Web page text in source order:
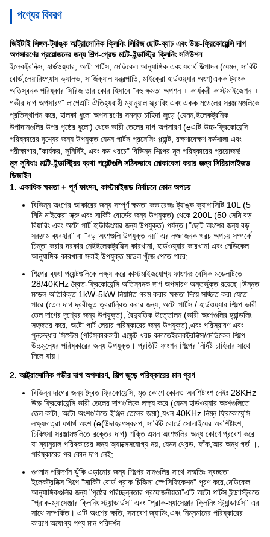
পণ্যের বিবরণ
জিইটাই সিঙ্গল-ট্যাঙ্ক আল্ট্রাসোনিক ক্লিনিং সিরিজ ছোট-ব্যাচ এবং উচ্চ-ফ্রিকোয়েন্সি দাগ
অপসারণের প্রয়োজনের জন্য শিল্প-গ্রেড মাল্টি-ইন্ডাস্ট্রি ক্লিনিং সলিউশন
ইলেকট্রনিক্স, হার্ডওয়্যার, অটো পার্টস, মেডিকেল আনুষাঙ্গিক এবং যথার্থ উত্পাদন (যেমন, সার্কিট
বোর্ড,লেয়ারিংগ্যাস ভ্যালভ, সার্জিক্যাল যন্ত্রপাতি, মাইক্রো হার্ডওয়্যার অংশ)একক ট্যাংক
অতিস্বনক পরিষ্কার সিরিজ তার কোর হিসাবে "বহু ক্ষমতা অপশন + কার্যকরী কাস্টমাইজেশন +
গভীর দাগ অপসারণ" লাগেএটি ঐতিহ্যবাহী ম্যানুয়াল স্ক্রাবিং এবং একক মডেলের সরঞ্জামগুলিকে
প্রতিস্থাপন করে, হালকা ধুলো অপসারণের সমস্ত চাহিদা জুড়ে (যেমন,ইলেকট্রনিক
উপাদানগুলির উপর পৃষ্ঠের ধুলো) থেকে ভারী তেলের দাগ অপসারণ (eএটি উচ্চ-ফ্রিকোয়েন্সি
পরিষ্কারের দৃশ্যের জন্য উপযুক্ত যেমন পার্টস প্রসেসিং প্ল্যান্ট, রক্ষণাবেক্ষণ কর্মশালা এবং
পরীক্ষাগার,"কার্যকর, সুনির্দিষ্ট, এবং কম খরচে" বিভিন্ন শিল্পের মূল পরিষ্কারের প্রয়োজন!
মূল সুবিধাঃ মাল্টি-ইন্ডাস্ট্রির ব্যথা পয়েন্টগুলি সঠিকভাবে মোকাবেলা করার জন্য সিরিয়ালাইজড
ডিজাইন
1. একাধিক ক্ষমতা + পূর্ণ ফাংশন, কাস্টমাইজড নির্বাচনে কোন অপচয়
বিভিন্ন অংশের আকারের জন্য সম্পূর্ণ ক্ষমতা কভারেজঃ ট্যাঙ্ক ক্যাপাসিটি 10L (5
মিমি মাইক্রো স্ক্রু এবং সার্কিট বোর্ডের জন্য উপযুক্ত) থেকে 200L (50 সেমি বড়
বিয়ারিং এবং অটো পার্ট হাউজিংয়ের জন্য উপযুক্ত) পর্যন্ত।"ছোট অংশের জন্য বড়
সরঞ্জাম ব্যবহার" বা "বড় অংশগুলি উপযুক্ত নয়" এর লজ্জাজনক খরচ অপচয় সম্পর্কে
চিন্তা করার দরকার নেইইলেকট্রনিক্স কারখানা, হার্ডওয়্যার কারখানা এবং মেডিকেল
আনুষাঙ্গিক কারখানা সবাই উপযুক্ত মডেল খুঁজে পেতে পারে;
শিল্পের ব্যথা পয়েন্টগুলিকে লক্ষ্য করে কাস্টমাইজযোগ্য ফাংশনঃ বেসিক মডেলটিতে
28/40KHz দ্বৈত-ফ্রিকোয়েন্সি অতিস্বনক দাগ অপসারণ অন্তর্ভুক্ত রয়েছে।উন্নত
মডেল অতিরিক্ত 1kW-5kW নিয়মিত গরম করার ক্ষমতা দিয়ে সজ্জিত করা যেতে
পারে (তেল দাগ দ্রবীভূত ত্বরান্বিত করার জন্য, অটো পার্টস / হার্ডওয়্যার শিল্পে ভারী
তেল দাগের দৃশ্যের জন্য উপযুক্ত), বৈদ্যুতিক উত্তোলন (ভারী অংশগুলির হ্যান্ডলিং
সহজতর করে, অটো পার্ট লেয়ার পরিষ্কারের জন্য উপযুক্ত),এবং পরিস্রাবণ এবং
পুনরুদ্ধার সিস্টেম (পরিস্কারকারী এজেন্ট খরচ কমাতেইলেকট্রনিক্স/মেডিকেল শিল্পে
উচ্চমূল্যের পরিষ্কারের জন্য উপযুক্ত। প্রতিটি ফাংশন শিল্পের নির্দিষ্ট চাহিদার সাথে
মিলে যায়।
2. আল্ট্রাসোনিক গভীর দাগ অপসারণ, শিল্প জুড়ে পরিষ্কারের মান পূরণ
বিভিন্ন দাগের জন্য দ্বৈত ফ্রিকোয়েন্সি, মৃত কোণে কোনও অবশিষ্টাংশ নেইঃ 28KHz
উচ্চ ফ্রিকোয়েন্সি ভারী তেলের দাগগুলিকে লক্ষ্য করে (যেমন হার্ডওয়্যার অংশগুলিতে
তেল কাটা, অটো অংশগুলিতে ইঞ্জিন তেলের জমা),যখন 40KHz নিম্ন ফ্রিকোয়েন্সি
লক্ষ্যমাত্রা যথার্থ অংশ (e(উদাহরণস্বরূপ, সার্কিট বোর্ডে সোলাইয়ের অবশিষ্টাংশ,
চিকিৎসা সরঞ্জামগুলিতে রক্তের দাগ) শক্তি এমন অংশগুলির অন্ধ কোণে প্রবেশ করে
যা ম্যানুয়াল পরিষ্কারের জন্য অ্যাক্সেসযোগ্য নয়, যেমন থ্রেড, ফাঁক,আর অন্ধ গর্ত ।,
পরিষ্কারের পর কোন দাগ নেই;
গুণমান পরিদর্শন ঝুঁকি এড়ানোর জন্য শিল্পের মানগুলির সাথে সম্মতিঃ স্বচ্ছতা
ইলেকট্রনিক্স শিল্পে "সার্কিট বোর্ড প্রাক চিকিত্সা স্পেসিফিকেশন" পূরণ করে,মেডিকেল
আনুষাঙ্গিকগুলির জন্য "পৃষ্ঠের পরিচ্ছন্নতার প্রয়োজনীয়তা"এটি অটো পার্টস ইন্ডাস্ট্রিতে
"প্রাক-ম্যাসেঞ্জার ক্লিনিং স্ট্যান্ডার্ডস" এবং "প্রাক-ম্যাসেঞ্জার ক্লিনিং স্ট্যান্ডার্ডস" এর
সাথে সম্পর্কিত। এটি অংশের ক্ষতি, সমাবেশ জ্যামিং,এবং নিম্নমানের পরিষ্কারের
কারণে অযোগ্য পণ্য মান পরিদর্শন.